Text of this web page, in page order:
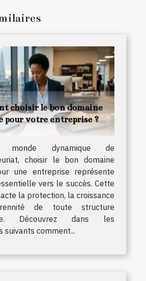
choisir le bon domaine
pour votre entreprise ?
dynamique de
choisir le bon domaine
une entreprise représente
vers le succès. Cette
la protection, la croissance
de toute structure
Découvrez dans les
suivants comment...